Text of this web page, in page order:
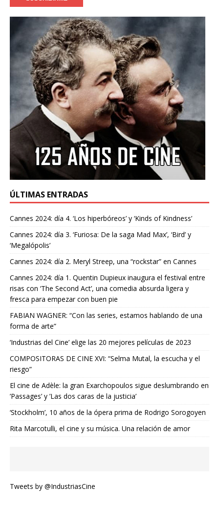
ÚLTIMAS ENTRADAS
Cannes 2024: día 4. ‘Los hiperbóreos’ y ‘Kinds of Kindness’
Cannes 2024: día 3. ‘Furiosa: De la saga Mad Max’, ‘Bird’ y
‘Megalópolis’
Cannes 2024: día 2. Meryl Streep, una “rockstar” en Cannes
Cannes 2024: día 1. Quentin Dupieux inaugura el festival entre
risas con ‘The Second Act’, una comedia absurda ligera y
fresca para empezar con buen pie
FABIAN WAGNER: “Con las series, estamos hablando de una
forma de arte”
‘Industrias del Cine’ elige las 20 mejores películas de 2023
COMPOSITORAS DE CINE XVI: “Selma Mutal, la escucha y el
riesgo”
El cine de Adèle: la gran Exarchopoulos sigue deslumbrando en
’Passages’ y ’Las dos caras de la justicia’
‘Stockholm’, 10 años de la ópera prima de Rodrigo Sorogoyen
Rita Marcotulli, el cine y su música. Una relación de amor
Tweets by @IndustriasCine